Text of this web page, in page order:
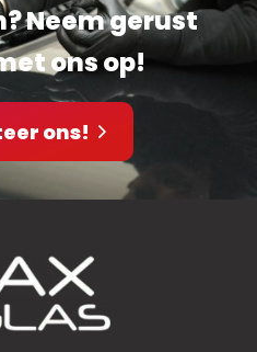
Neem gerust
ons op!
ons!